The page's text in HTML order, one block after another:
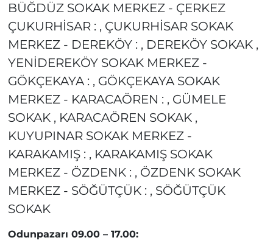
BÜĞDÜZ SOKAK MERKEZ - ÇERKEZ
ÇUKURHİSAR : , ÇUKURHİSAR SOKAK
MERKEZ - DEREKÖY : , DEREKÖY SOKAK ,
YENİDEREKÖY SOKAK MERKEZ -
GÖKÇEKAYA : , GÖKÇEKAYA SOKAK
MERKEZ - KARACAÖREN : , GÜMELE
SOKAK , KARACAÖREN SOKAK ,
KUYUPINAR SOKAK MERKEZ -
KARAKAMIŞ : , KARAKAMIŞ SOKAK
MERKEZ - ÖZDENK : , ÖZDENK SOKAK
MERKEZ - SÖĞÜTÇÜK : , SÖĞÜTÇÜK
SOKAK
Odunpazarı 09.00 – 17.00: